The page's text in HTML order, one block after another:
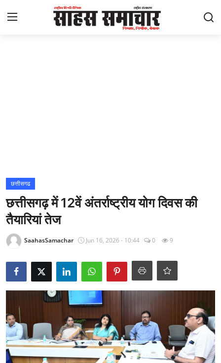
राज्य
अंतराष्ट्रीय
Epaper
लाइफस्टाइल
टेक
छत्तीसगढ
छत्तीसगढ़ में 12वें अंतर्राष्ट्रीय योग दिवस की
तैयारियां तेज
SaahasSamachar Jun 16, 2026 - 10:44 0 9